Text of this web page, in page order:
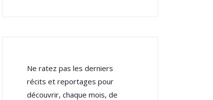
Ne ratez pas les derniers
récits et reportages pour
découvrir, chaque mois, de